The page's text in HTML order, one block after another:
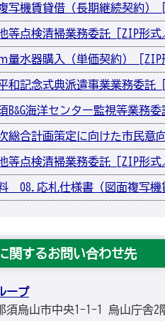
機賃貸借（長期継続契約）
点検清掃業務委託 [ZIP形式
水器購入（単価契約） [ZIP
記念式典派遣事業業務委託
海洋センター監視等業務委
合計画策定に向けた市民意
点検清掃業務委託 [ZIP形式
08.応札仕様書（図面複写機
関するお問い合わせ先
ープ
須烏山市中央1-1-1 烏山庁舎2